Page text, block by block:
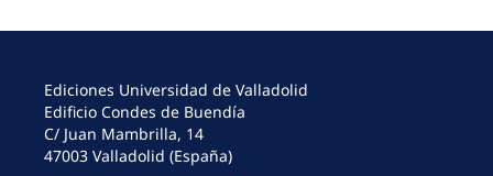
Ediciones Universidad de Valladolid
Edificio Condes de Buendía
C/ Juan Mambrilla, 14
47003 Valladolid (España)